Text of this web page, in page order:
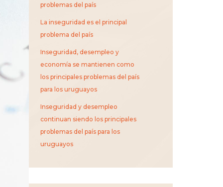
problemas del país
La inseguridad es el principal
problema del país
Inseguridad, desempleo y
economía se mantienen como
los principales problemas del país
para los uruguayos
Inseguridad y desempleo
continuan siendo los principales
problemas del país para los
uruguayos